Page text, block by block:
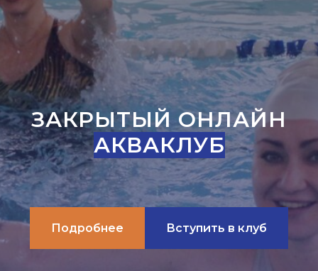
ЗАКРЫТЫЙ ОНЛАЙН
АКВАКЛУБ
Подробнее Вступить в клуб